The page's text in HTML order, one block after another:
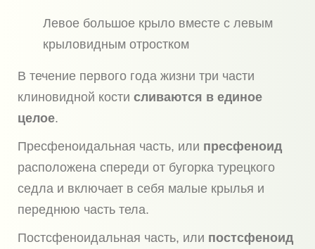
Левое большое крыло вместе с левым
крыловидным отростком
В течение первого года жизни три части
клиновидной кости сливаются в единое
целое.
Пресфеноидальная часть, или пресфеноид
расположена спереди от бугорка турецкого
седла и включает в себя малые крылья и
переднюю часть тела.
Постсфеноидальная часть, или постсфеноид